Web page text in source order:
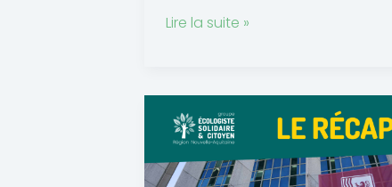
Lire la suite »
sur
séance